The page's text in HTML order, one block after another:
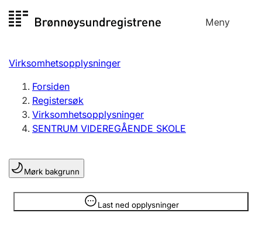
til
Meny
Registersøk
Aksjeselskap
Enkeltpersonforetak
Registrere, endre, slette
Lag og forening
Registrere, endre, slette
Virksomhetsopplysninger
Forsiden
Registersøk
Virksomhetsopplysninger
SENTRUM VIDEREGÅENDE SKOLE
Mørk bakgrunn
Last ned opplysninger
Opplysninger er skjult